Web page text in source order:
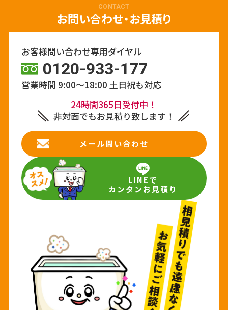
CONTACT
お問い合わせ・お見積り
お客様問い合わせ専用ダイヤル
0120-933-177
営業時間 9:00～18:00 土日祝も対応
24時間365日受付中！
非対面でもお見積り致します！
メール問い合わせ
LINEで
カンタンお見積り